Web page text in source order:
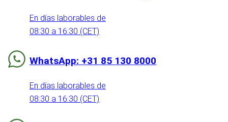
En días laborables de
08:30 a 16:30 (CET)
WhatsApp: +31 85 130 8000
En días laborables de
08:30 a 16:30 (CET)